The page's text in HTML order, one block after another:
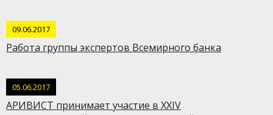
09.06.2017
Работа группы экспертов Всемирного банка
05.06.2017
АРИВИСТ принимает участие в XXIV